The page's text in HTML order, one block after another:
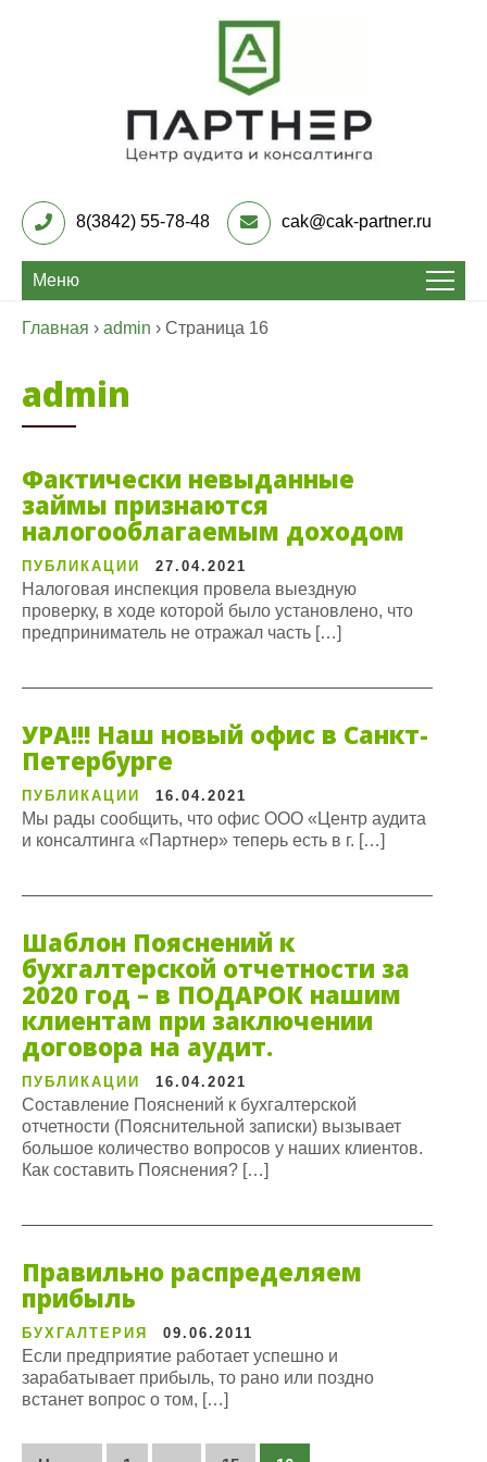
Центр Аудита и
консалтинга «Партнер»
8(3842) 55-78-48 cak@cak-partner.ru
Меню
Главная › admin › Страница 16
admin
Фактически невыданные
займы признаются
налогооблагаемым доходом
ПУБЛИКАЦИИ 27.04.2021
Налоговая инспекция провела выездную
проверку, в ходе которой было установлено, что
предприниматель не отражал часть […]
УРА!!! Наш новый офис в Санкт-
Петербурге
ПУБЛИКАЦИИ 16.04.2021
Мы рады сообщить, что офис ООО «Центр аудита
и консалтинга «Партнер» теперь есть в г. […]
Шаблон Пояснений к
бухгалтерской отчетности за
2020 год – в ПОДАРОК нашим
клиентам при заключении
договора на аудит.
ПУБЛИКАЦИИ 16.04.2021
Составление Пояснений к бухгалтерской
отчетности (Пояснительной записки) вызывает
большое количество вопросов у наших клиентов.
Как составить Пояснения? […]
Правильно распределяем
прибыль
БУХГАЛТЕРИЯ 09.06.2011
Если предприятие работает успешно и
зарабатывает прибыль, то рано или поздно
встанет вопрос о том, […]